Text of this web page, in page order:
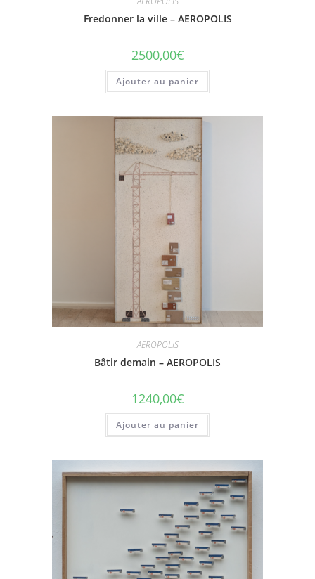
Fredonner la ville – AEROPOLIS
2500,00€
Ajouter au panier
AEROPOLIS
Bâtir demain – AEROPOLIS
1240,00€
Ajouter au panier